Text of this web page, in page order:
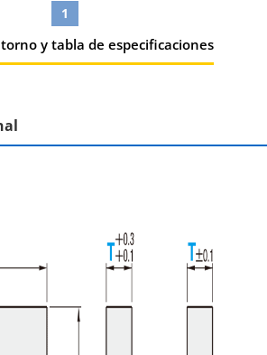
1
y tabla de especificaciones